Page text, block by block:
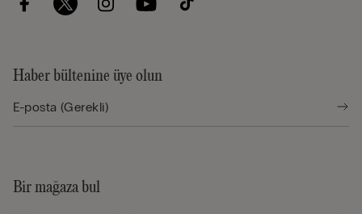
Haber bültenine üye olun
Bir mağaza bul